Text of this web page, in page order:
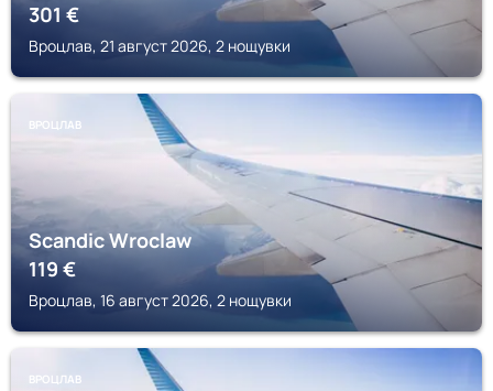
301€
Вроцлав, 21 август 2026, 2 нощувки
ВРОЦЛАВ
Scandic Wroclaw
119€
Вроцлав, 16 август 2026, 2 нощувки
ВРОЦЛАВ